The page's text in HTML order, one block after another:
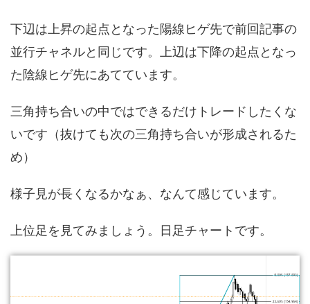
下辺は上昇の起点となった陽線ヒゲ先で前回記事の
並行チャネルと同じです。上辺は下降の起点となっ
た陰線ヒゲ先にあてています。
三角持ち合いの中ではできるだけトレードしたくな
いです（抜けても次の三角持ち合いが形成されるた
め）
様子見が長くなるかなぁ、なんて感じています。
上位足を見てみましょう。日足チャートです。